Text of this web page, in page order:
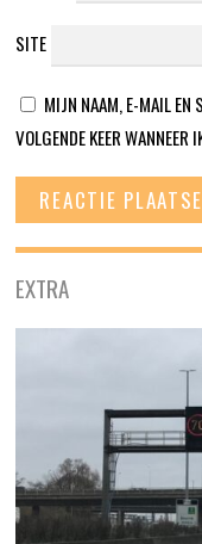
SITE
MIJN NAAM, E-MAIL EN
VOLGENDE KEER WANNEER
EXTRA